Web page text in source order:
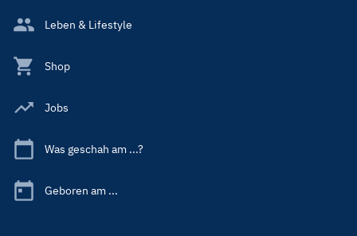
Leben & Lifestyle
Shop
Jobs
Was geschah am ...?
Geboren am ...